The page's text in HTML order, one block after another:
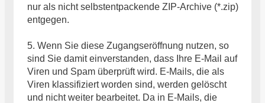
nur als nicht selbstentpackende ZIP-Archive (*.zip)
entgegen.
5. Wenn Sie diese Zugangseröffnung nutzen, so
sind Sie damit einverstanden, dass Ihre E-Mail auf
Viren und Spam überprüft wird. E-Mails, die als
Viren klassifiziert worden sind, werden gelöscht
und nicht weiter bearbeitet. Da in E-Mails, die